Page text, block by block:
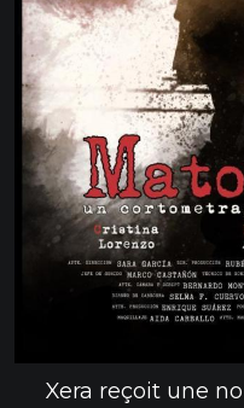
Xera reçoit une